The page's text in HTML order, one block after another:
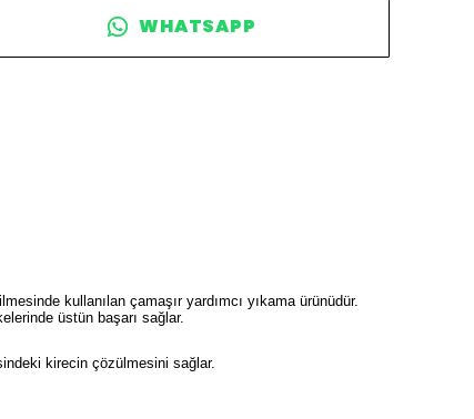
WHATSAPP
kullanılan çamaşır yardımcı yıkama ürünüdür.
üstün başarı sağlar.
kirecin çözülmesini sağlar.